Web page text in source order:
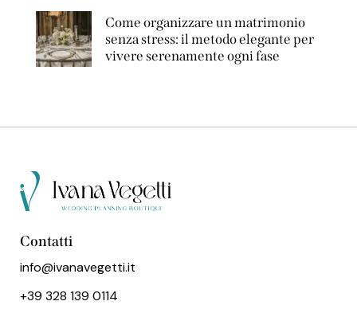
Come organizzare un matrimonio
senza stress: il metodo elegante per
vivere serenamente ogni fase
Contatti
info@ivanavegetti.it
+39 328 139 0114